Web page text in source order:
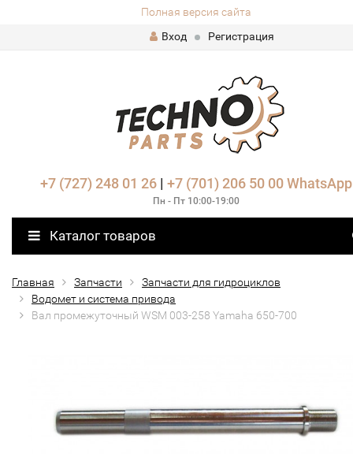
Полная версия сайта
Вход
Регистрация
+7 (727) 248 01 26| +7 (701) 206 50 00 WhatsApp
Пн - Пт 10:00-19:00
Каталог товаров
Главная Запчасти
Запчасти для гидроциклов
Водомет и система привода
Вал промежуточный WSM 003-258 Yamaha 650-700